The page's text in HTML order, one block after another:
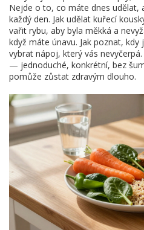
Nejde o to, co máte dnes udělat,
každý den. Jak udělat kuřecí
vařit rybu, aby byla měkká a
když máte únavu. Jak poznat, kdy
vybrat nápoj, který vás
— jednoduché, konkrétní, bez
pomůže zůstat zdravým dlouho.